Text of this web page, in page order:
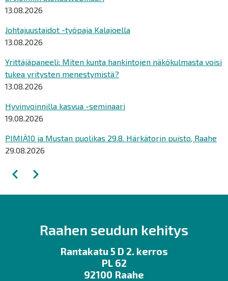
13.08.2026
Johtajuustaidot -työpaja Kalajoella
13.08.2026
Yrittäjäpaneeli: Miten kunta hankintojen näkökulmasta voisi
tukea yritysten menestymistä?
13.08.2026
Hyvinvoinnilla kasvua -seminaari
19.08.2026
PIMIÄ10 ja Mustan puolikas 29.8. Härkätorin puisto, Raahe
29.08.2026
Sivutus
EdellinenSeuraava
Raahen seudun kehitys
Rantakatu 5 D 2. kerros
PL 62
92100 Raahe